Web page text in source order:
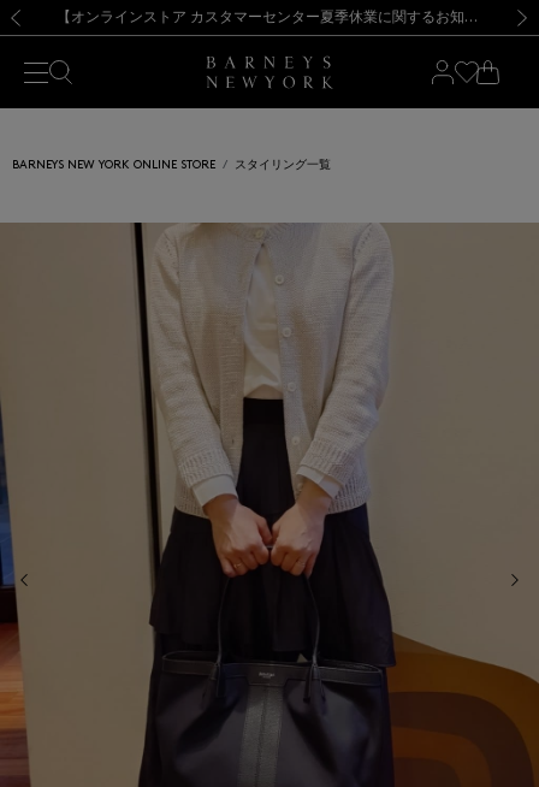
新規登録のお客様も対象！＜MY BARNEYS＞会員のお客様は11,000円（税込）以上のお買上げで常時送料無料！お買い物の際は会員登録を！
【夏季休業に伴う出荷一時停止のお知らせ】(2026.8.7) 【オンラインストア カスタマーセンター夏季休業に関するお知らせ】（2026.8.7）
【夏季休業に伴う返品・交換承り一時停止のお知らせ】（2026.8.5）
熊本県を中心とした地震の影響によるお荷物のお届けについて
【開催中】SUMMER SALEのご案内・ご注意事項 新規登録のお客様も対象！＜MY BARNEYS＞会員のお客様は11,000円（税込）以上のお買上げで常時送料無料！お買い物の際は会員登録を！
【夏季休業に伴う出荷一時停止のお知らせ】(2026.8.7)
BARNEYS NEW YORK ONLINE STORE スタイリング一覧